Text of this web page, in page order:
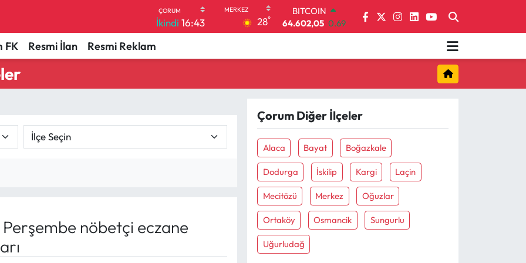
İkindi 16:43 28°
DOLAR
47,5986 0.06
GRAM ALTIN
BİST100
13.703 0
FK Resmi İlan Resmi Reklam
nöbetçi eczane
Çorum Diğer İlçeler
Alaca Bayat Boğazkale
Dodurga İskilip Kargi Laçin
Mecitözü Merkez Oğuzlar
Ortaköy Osmancik Sungurlu
Uğurludağ